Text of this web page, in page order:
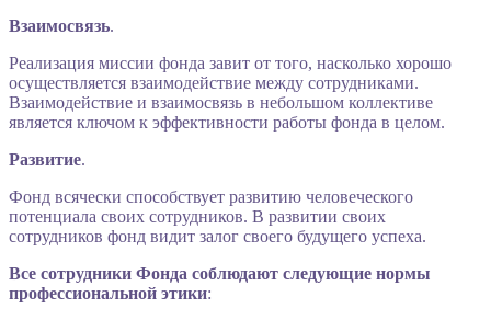
Взаимосвязь.
Реализация миссии фонда завит от того, насколько хорошо
осуществляется взаимодействие между сотрудниками.
Взаимодействие и взаимосвязь в небольшом коллективе
является ключом к эффективности работы фонда в целом.
Развитие.
Фонд всячески способствует развитию человеческого
потенциала своих сотрудников. В развитии своих
сотрудников фонд видит залог своего будущего успеха.
Все сотрудники Фонда соблюдают следующие нормы
профессиональной этики: